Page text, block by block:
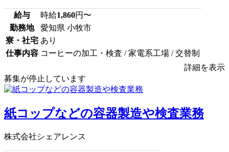
給与 時給1,860円〜
勤務地
愛知県 小牧市
寮・社宅 あり
仕事内容 コーヒーの加工・検査 / 家電系工場 / 交替制
詳細を表示
募集が停止しています
紙コップなどの容器製造や検査業務
株式会社シェアレンス